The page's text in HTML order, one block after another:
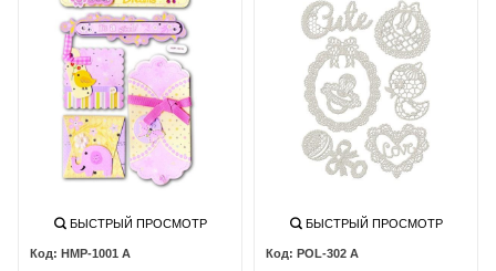
БЫСТРЫЙ ПРОСМОТР
HMP-1001 A
БЫСТРЫЙ ПРОСМОТР
POL-302 A